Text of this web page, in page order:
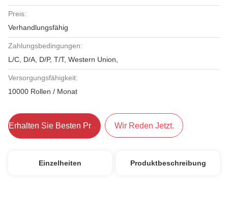
Preis:
Verhandlungsfähig
Zahlungsbedingungen:
L/C, D/A, D/P, T/T, Western Union,
Versorgungsfähigkeit:
10000 Rollen / Monat
Erhalten Sie Besten Preis Wir Reden Jetzt.
Einzelheiten Produktbeschreibung